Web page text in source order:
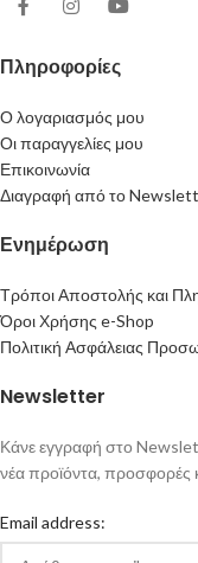
Πληροφορίες
Ο λογαριασμός μου
Οι παραγγελίες μου
Επικοινωνία
Διαγραφή από το
Ενημέρωση
Τρόποι Αποστολής και
Όροι Χρήσης e-Shop
Πολιτική Ασφάλειας
Newsletter
Κάνε εγγραφή στο
νέα προϊόντα, προσφορές
Email address: